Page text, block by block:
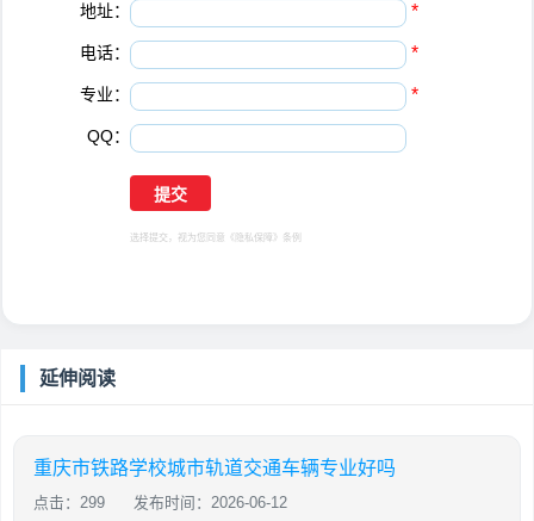
地址： *
电话： *
专业： *
QQ：
选择提交，视为您同意 《隐私保障》 条例
延伸阅读
重庆市铁路学校城市轨道交通车辆专业好吗
点击：299 发布时间：2026-06-12